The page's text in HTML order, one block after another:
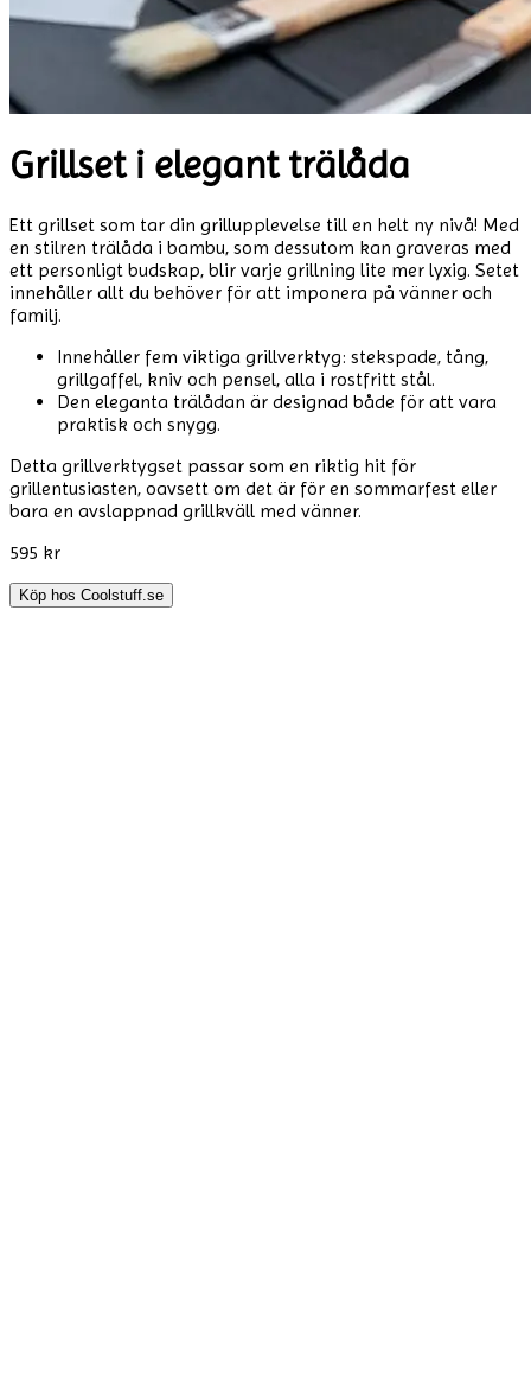
Grillset i elegant trälåda
Ett grillset som tar din grillupplevelse till en helt ny nivå! Med
en stilren trälåda i bambu, som dessutom kan graveras med
ett personligt budskap, blir varje grillning lite mer lyxig. Setet
innehåller allt du behöver för att imponera på vänner och
familj.
Innehåller fem viktiga grillverktyg: stekspade, tång,
grillgaffel, kniv och pensel, alla i rostfritt stål.
Den eleganta trälådan är designad både för att vara
praktisk och snygg.
Detta grillverktygset passar som en riktig hit för
grillentusiasten, oavsett om det är för en sommarfest eller
bara en avslappnad grillkväll med vänner.
595 kr
Köp hos Coolstuff.se